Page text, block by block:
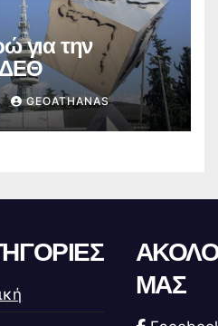
για την
ΔΕΘ
GEOATHANAS
ΜΑΣ